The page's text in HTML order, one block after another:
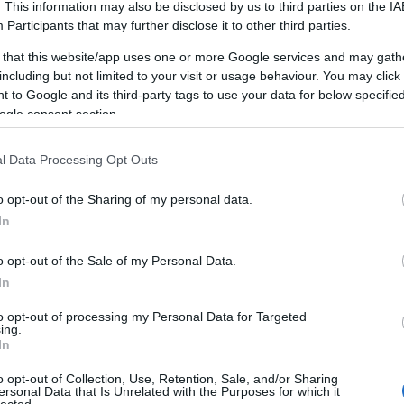
This information may also be disclosed by us to third parties on the
Participants that may further disclose it to other third parties.
that this website/app uses one or more Google services and may
but not limited to your visit or usage behaviour. You may
to Google and its third-party tags to use your data for below
consent section.
Data Processing Opt Outs
opt-out of the Sharing of my personal data.
opt-out of the Sale of my Personal Data.
opt-out of processing my Personal Data for Targeted
opt-out of Collection, Use, Retention, Sale, and/or Sharing
Data that Is Unrelated with the Purposes for which it
Mi a chiptuning pontosan?
(ECU) átprogramozása OBD-csatlakozón keresztül. Nem
archiváljuk, ingyen visszaállítjuk eladáskor.
valós előnyei – számokkal
növekedés: szívó benzines 10-12%,